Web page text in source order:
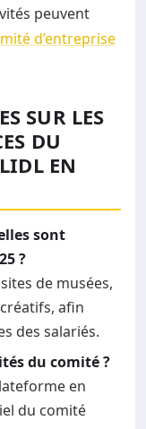
peuvent
d’entreprise
SUR LES
DU
EN
sont
?
de musées,
afin
des salariés.
du comité ?
en
du comité